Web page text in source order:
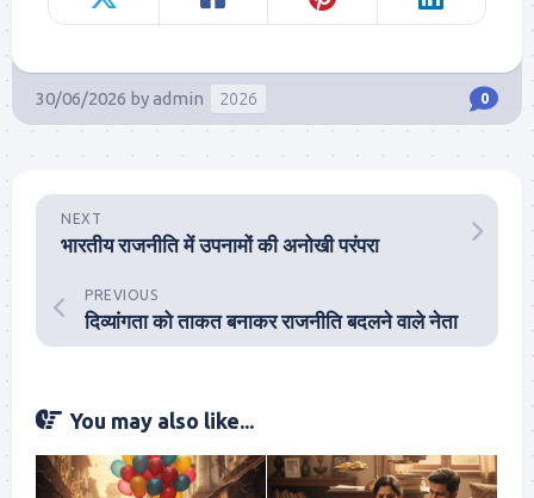
30/06/2026 byadmin 2026 0
NEXT
भारतीय राजनीति में उपनामों की अनोखी परंपरा
PREVIOUS
दिव्यांगता को ताकत बनाकर राजनीति बदलने वाले नेता
You may also like...